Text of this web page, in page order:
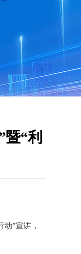
“利
”宣讲，